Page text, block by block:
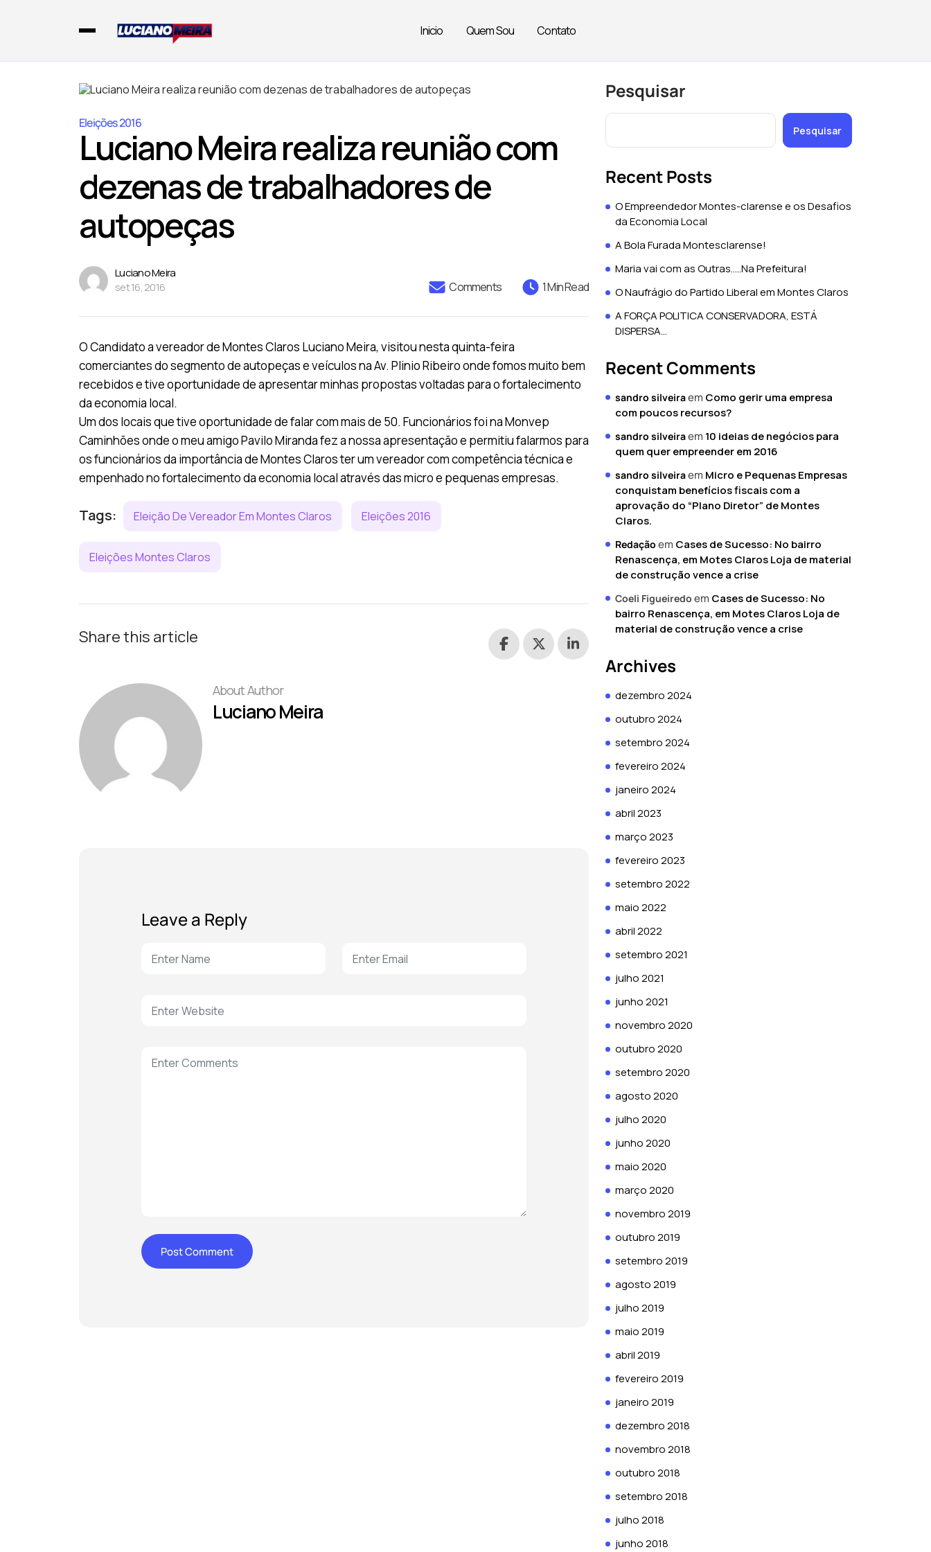
Inicio Quem Sou Contato
Eleições 2016
Luciano Meira realiza reunião com
dezenas de trabalhadores de
autopeças
Luciano Meira
set 16, 2016
Comments 1 Min Read
O Candidato a vereador de Montes Claros Luciano Meira, visitou nesta quinta-feira
comerciantes do segmento de autopeças e veículos na Av. Plinio Ribeiro onde fomos muito bem
recebidos e tive oportunidade de apresentar minhas propostas voltadas para o fortalecimento
da economia local.
Um dos locais que tive oportunidade de falar com mais de 50. Funcionários foi na Monvep
Caminhões onde o meu amigo Pavilo Miranda fez a nossa apresentação e permitiu falarmos para
os funcionários da importância de Montes Claros ter um vereador com competência técnica e
empenhado no fortalecimento da economia local através das micro e pequenas empresas.
Tags: Eleição De Vereador Em Montes Claros Eleições 2016
Eleições Montes Claros
Share this article
About Author
Luciano Meira
Leave a Reply
Pesquisar
Pesquisar
Recent Posts
O Empreendedor Montes-clarense e os Desafios
da Economia Local
A Bola Furada Montesclarense!
Maria vai com as Outras…..Na Prefeitura!
O Naufrágio do Partido Liberal em Montes Claros
A FORÇA POLITICA CONSERVADORA, ESTÁ
DISPERSA…
Recent Comments
sandro silveiraem Como gerir uma empresa
com poucos recursos?
sandro silveiraem 10 ideias de negócios para
quem quer empreender em 2016
sandro silveiraem Micro e Pequenas Empresas
conquistam benefícios fiscais com a
aprovação do “Plano Diretor” de Montes
Claros.
Redação em Cases de Sucesso: No bairro
Renascença, em Motes Claros Loja de material
de construção vence a crise
Coeli Figueiredo em Cases de Sucesso: No
bairro Renascença, em Motes Claros Loja de
material de construção vence a crise
Archives
dezembro 2024
outubro 2024
setembro 2024
fevereiro 2024
janeiro 2024
abril 2023
março 2023
fevereiro 2023
setembro 2022
maio 2022
abril 2022
setembro 2021
julho 2021
junho 2021
novembro 2020
outubro 2020
setembro 2020
agosto 2020
julho 2020
junho 2020
maio 2020
março 2020
novembro 2019
outubro 2019
setembro 2019
agosto 2019
julho 2019
maio 2019
abril 2019
fevereiro 2019
janeiro 2019
dezembro 2018
novembro 2018
outubro 2018
setembro 2018
julho 2018
junho 2018